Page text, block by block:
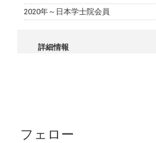
2020年～日本学士院会員
詳細情報
フェロー